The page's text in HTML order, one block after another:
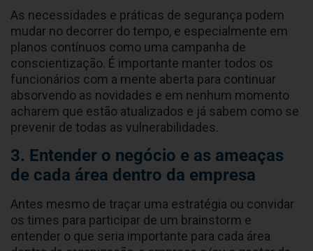
As necessidades e práticas de segurança podem
mudar no decorrer do tempo, e especialmente em
planos contínuos como uma campanha de
conscientização. É importante manter todos os
funcionários com a mente aberta para continuar
absorvendo as novidades e em nenhum momento
acharem que estão atualizados e já sabem como se
prevenir de todas as vulnerabilidades.
3. Entender o negócio e as ameaças
de cada área dentro da empresa
Antes mesmo de traçar uma estratégia ou convidar
os times para participar de um brainstorm e
entender o que seria importante para cada área